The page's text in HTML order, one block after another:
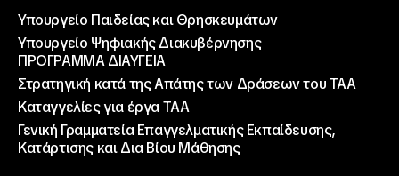
Υπουργείο Παιδείας και Θρησκευμάτων
Υπουργείο Ψηφιακής Διακυβέρνησης
ΠΡΟΓΡΑΜΜΑ ΔΙΑΥΓΕΙΑ
Στρατηγική κατά της Απάτης των Δράσεων του ΤΑΑ
Καταγγελίες για έργα ΤΑΑ
Γενική Γραμματεία Επαγγελματικής Εκπαίδευσης,
Κατάρτισης και Δια Βίου Μάθησης